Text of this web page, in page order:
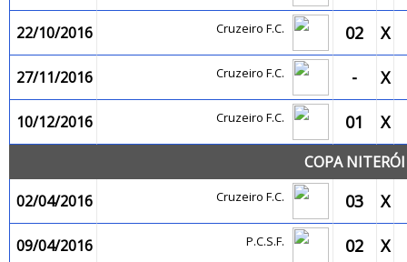
22/10/2016 Cruzeiro F.C. 02 X
27/11/2016 Cruzeiro F.C. - X
10/12/2016 Cruzeiro F.C. 01 X
COPA
02/04/2016
Cruzeiro F.C. 03 X
09/04/2016 P.C.S.F. 02 X